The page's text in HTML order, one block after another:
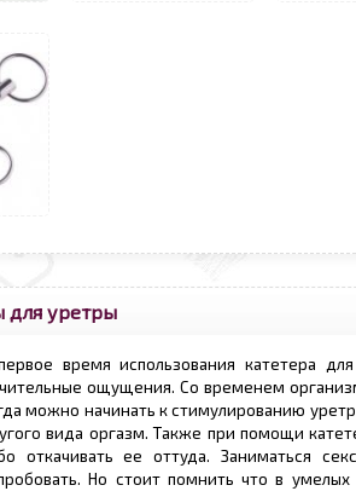
для уретры
время использования катетера
ощущения. Со временем
можно начинать к стимулированию
вида оргазм. Также при помощи
откачивать ее оттуда. Заниматься
Но стоит помнить что в